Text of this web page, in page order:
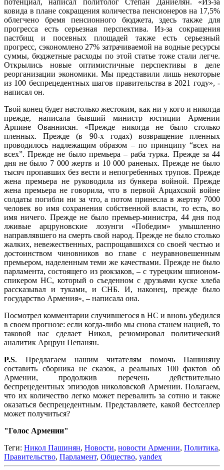
потенциал, написал политолог Степан Даниелян. «Из-за
ковида в плане сокращения количества пенсионеров на 17,5%
облегчено бремя пенсионного бюджета, здесь также для
прогресса есть серьезная перспектива. Из-за сокращения
пастбищ и посевных площадей также есть серьезный
прогресс, сэкономлено 27% затрачиваемой на водные ресурсы
суммы, бюджетные расходы по этой статье тоже стали легче.
Открылись новые оптимистичные перспективы в деле
реорганизации экономики. Мы представили лишь некоторые
из 100 беспрецедентных шагов правительства в 2021 году», -
написал он.
Твой конец будет настолько жестоким, как ни у кого и никогда
прежде, написала бывший министр юстиции Армении
Арпине Ованнисян. «Прежде никогда не было столько
пленных. Прежде (в 90-х годах) возвращение пленных
проводилось надлежащим образом – по принципу “всех на
всех”. Прежде не было премьера – раба турка. Прежде за 44
дня не было 7 000 жертв и 10 000 раненых. Прежде не было
тысяч пропавших без вести и непогребенных трупов. Прежде
жена премьера не руководила из бункера войной. Прежде
жена премьера не говорила, что в первой Арцахской войне
солдаты погибли ни за что, а потом принесла в жертву 7000
человек во имя сохранения собственной власти, то есть, во
имя ничего. Прежде не было премьер-министра, 44 дня под
лживые арцруновские лозунги «Победим» умышленно
направлявшего на смерть свой народ. Прежде не было столько
жалких, невежественных, распрощавшихся со своей честью и
достоинством чиновников во главе с неуравновешенным
премьером, наделенным теми же качествами. Прежде не было
парламента, состоящего из рюкзаков, – с турецким шпионом-
спикером НС, который о съеденном с друзьями куске хлеба
рассказывал и туками, и СНБ. И, наконец, прежде было
государство Армения», – написала она.
Посмотрел комментарии случившегося в НС и вновь убедился
в своем прогнозе: если когда-либо мы снова станем нацией, то
таковой нас сделает Никол, резюмировал политический
аналитик Арцрун Пепанян.
P.S. Предлагаем нашим читателям помочь Пашиняну
составить сборника не сказок, а реальных 100 фактов об
Армении, продолжив перечень действительно
беспрецедентных эпизодов николовской Армении. Полагаем,
что их количество легко может перевалить за сотню и также
оказаться беспрецедентным. Представляете, какой бестселлер
может получиться?
"Голос Армении"
Теги: Никол Пашинян, Новости, новости Армении, Политика,
Правительство, Парламент, Общество, yandex